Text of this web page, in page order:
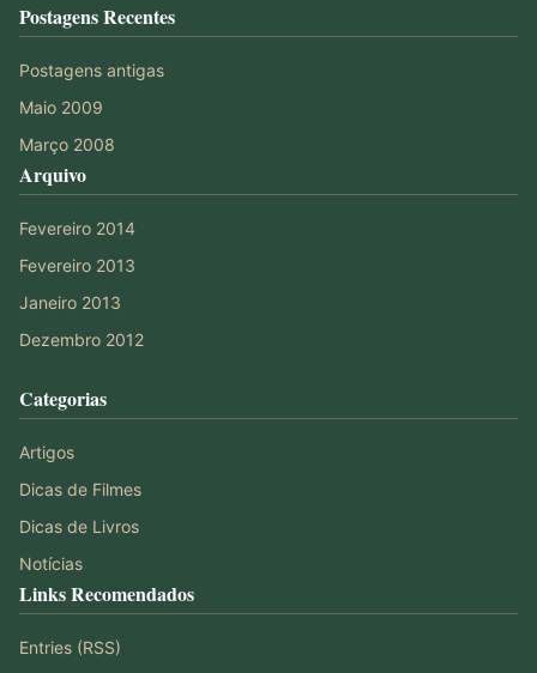
Postagens Recentes
Postagens antigas
Maio 2009
Março 2008
Arquivo
Fevereiro 2014
Fevereiro 2013
Janeiro 2013
Dezembro 2012
Categorias
Artigos
Dicas de Filmes
Dicas de Livros
Notícias
Links Recomendados
Entries (RSS)